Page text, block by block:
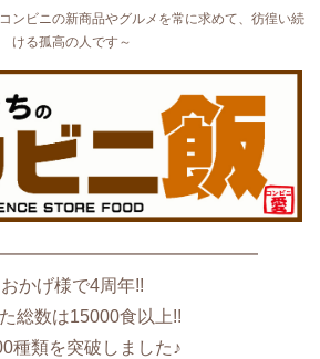
ンビニの新商品やグルメを常に求めて、彷徨い続
ける孤高の人です～
おかげ様で4周年!!
総数は15000食以上!!
種類を突破しました♪